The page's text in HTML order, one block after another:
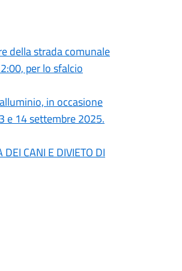
della strada comunale
per lo sfalcio
in occasione
e 14 settembre 2025.
CANI E DIVIETO DI